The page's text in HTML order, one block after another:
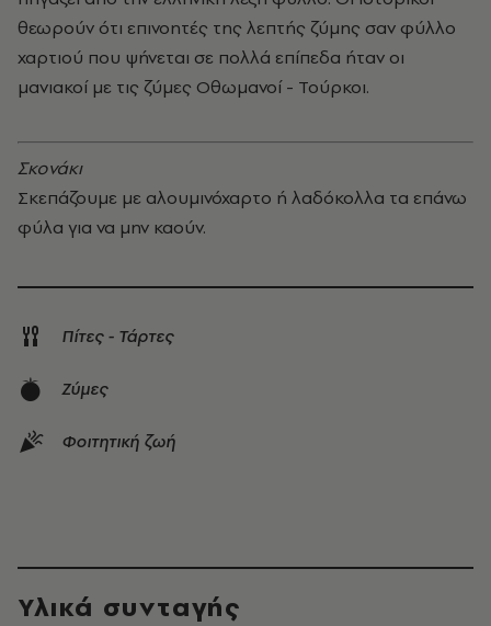
θεωρούν ότι επινοητές της λεπτής ζύμης σαν φύλλο
χαρτιού που ψήνεται σε πολλά επίπεδα ήταν οι
μανιακοί με τις ζύμες Οθωμανοί - Τούρκοι.
Σκονάκι
Σκεπάζουμε με αλουμινόχαρτο ή λαδόκολλα τα επάνω
φύλα για να μην καούν.
Πίτες - Τάρτες
Ζύμες
Φοιτητική ζωή
Υλικά συνταγής